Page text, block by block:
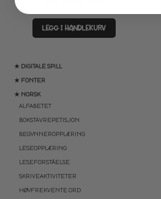
★ DIGITALE SPILL
★ FONTER
★ NORSK
ALFABETET
BOKSTAVREPETISJON
BEGYNNEROPPLÆRING
LESEOPPLÆRING
LESEFORSTÅELSE
SKRIVEAKTIVITETER
HØYFREKVENTE ORD
LEGG I HANDLEKURV